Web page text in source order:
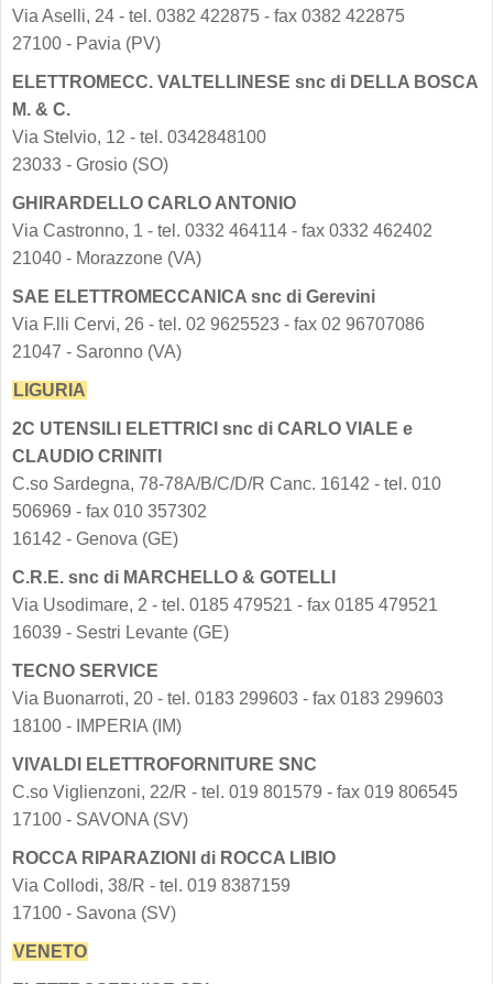
Via Aselli, 24 - tel. 0382 422875 - fax 0382 422875
27100 - Pavia (PV)
ELETTROMECC. VALTELLINESE snc di DELLA BOSCA
M. & C.
Via Stelvio, 12 - tel. 0342848100
23033 - Grosio (SO)
GHIRARDELLO CARLO ANTONIO
Via Castronno, 1 - tel. 0332 464114 - fax 0332 462402
21040 - Morazzone (VA)
SAE ELETTROMECCANICA snc di Gerevini
Via F.lli Cervi, 26 - tel. 02 9625523 - fax 02 96707086
21047 - Saronno (VA)
LIGURIA
2C UTENSILI ELETTRICI snc di CARLO VIALE e
CLAUDIO CRINITI
C.so Sardegna, 78-78A/B/C/D/R Canc. 16142 - tel. 010
506969 - fax 010 357302
16142 - Genova (GE)
C.R.E. snc di MARCHELLO & GOTELLI
Via Usodimare, 2 - tel. 0185 479521 - fax 0185 479521
16039 - Sestri Levante (GE)
TECNO SERVICE
Via Buonarroti, 20 - tel. 0183 299603 - fax 0183 299603
18100 - IMPERIA (IM)
VIVALDI ELETTROFORNITURE SNC
C.so Viglienzoni, 22/R - tel. 019 801579 - fax 019 806545
17100 - SAVONA (SV)
ROCCA RIPARAZIONI di ROCCA LIBIO
Via Collodi, 38/R - tel. 019 8387159
17100 - Savona (SV)
VENETO